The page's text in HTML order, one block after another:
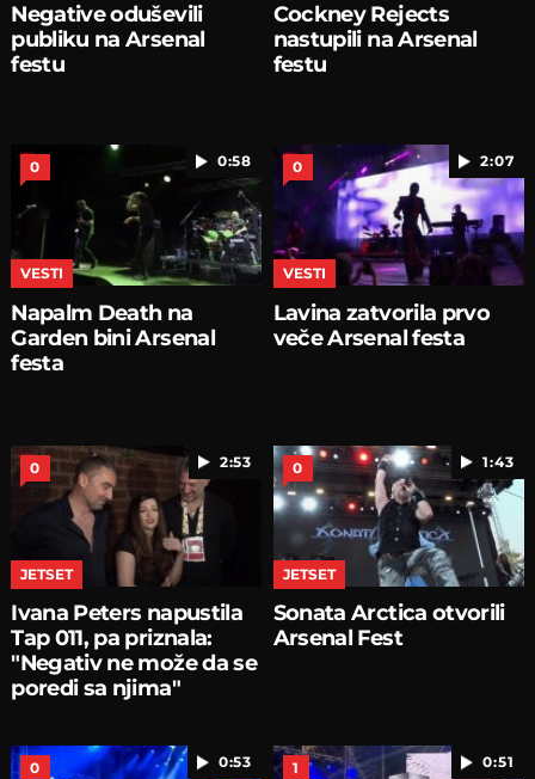
Negative oduševili
publiku na Arsenal
festu
Cockney Rejects
nastupili na Arsenal
festu
0:58
0
VESTI
Napalm Death na
Garden bini Arsenal
festa
2:07
0
VESTI
Lavina zatvorila prvo
veče Arsenal festa
2:53
0
JETSET
Ivana Peters napustila
Tap 011, pa priznala:
"Negativ ne može da se
poredi sa njima"
1:43
0
JETSET
Sonata Arctica otvorili
Arsenal Fest
0:53
0 0:51
1